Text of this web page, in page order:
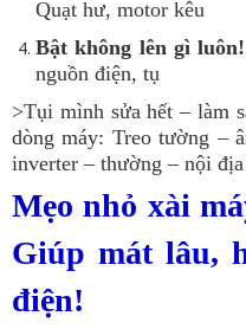
Quạt hư, motor kêu
Bật không lên gì luôn!
nguồn điện, tụ
>Tụi mình sửa hết – làm
dòng máy: Treo tường –
inverter – thường – nội
Mẹo nhỏ xài
Giúp mát lâu,
điện!